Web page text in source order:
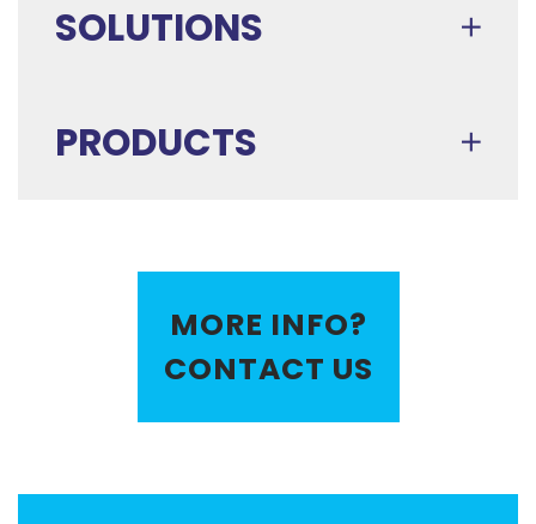
SOLUTIONS
PRODUCTS
MORE INFO?
CONTACT US